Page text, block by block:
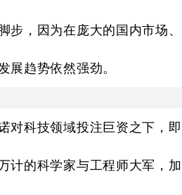
，因为在庞大的国内市场、
展趋势依然强劲。
对科技领域投注巨资之下，即
计的科学家与工程师大军，加